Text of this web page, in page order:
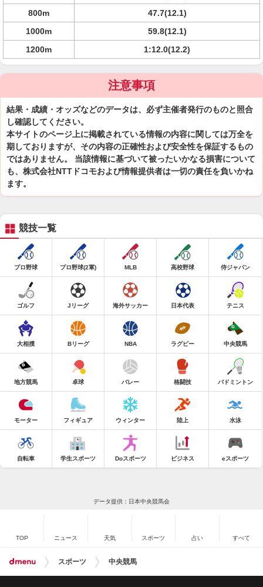
800m
47.7(12.1)
1000m
59.8(12.1)
1200m
1:12.0(12.2)
注意事項
結果・成績・オッズなどのデータは、必ず主催者発行のものと照合
し確認してください。
本サイトのページ上に掲載されている情報の内容に関しては万全を
期しておりますが、その内容の正確性および安全性を保証するもの
ではありません。 当該情報に基づいて被ったいかなる損害について
も、株式会社NTTドコモおよび情報提供者は一切の責任を負いかね
ます。
競技一覧
プロ野球 プロ野球(2軍) MLB 高校野球 侍ジャパン
ゴルフ Jリーグ 海外サッカー 日本代表 テニス
大相撲 Bリーグ NBA ラグビー 中央競馬
地方競馬 卓球 バレー 格闘技 バドミントン
モーター フィギュア ウィンター 陸上 水泳
自転車 学生スポーツ Doスポーツ ビジネス eスポーツ
データ提供：日本中央競馬会
TOP ニュース 天気 スポーツ 占い すべて
スポーツ 中央競馬